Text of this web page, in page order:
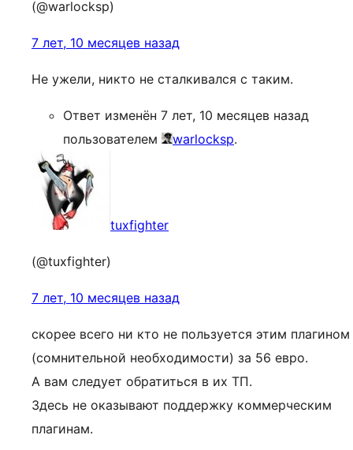
(@warlocksp)
7 лет, 10 месяцев назад
Не ужели, никто не сталкивался с таким.
Ответ изменён 7 лет, 10 месяцев назад
пользователем
warlocksp.
tuxfighter
(@tuxfighter)
7 лет, 10 месяцев назад
скорее всего ни кто не пользуется этим плагином
(сомнительной необходимости) за 56 евро.
А вам следует обратиться в их ТП.
Здесь не оказывают поддержку коммерческим
плагинам.